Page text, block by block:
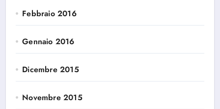
Febbraio 2016
Gennaio 2016
Dicembre 2015
Novembre 2015